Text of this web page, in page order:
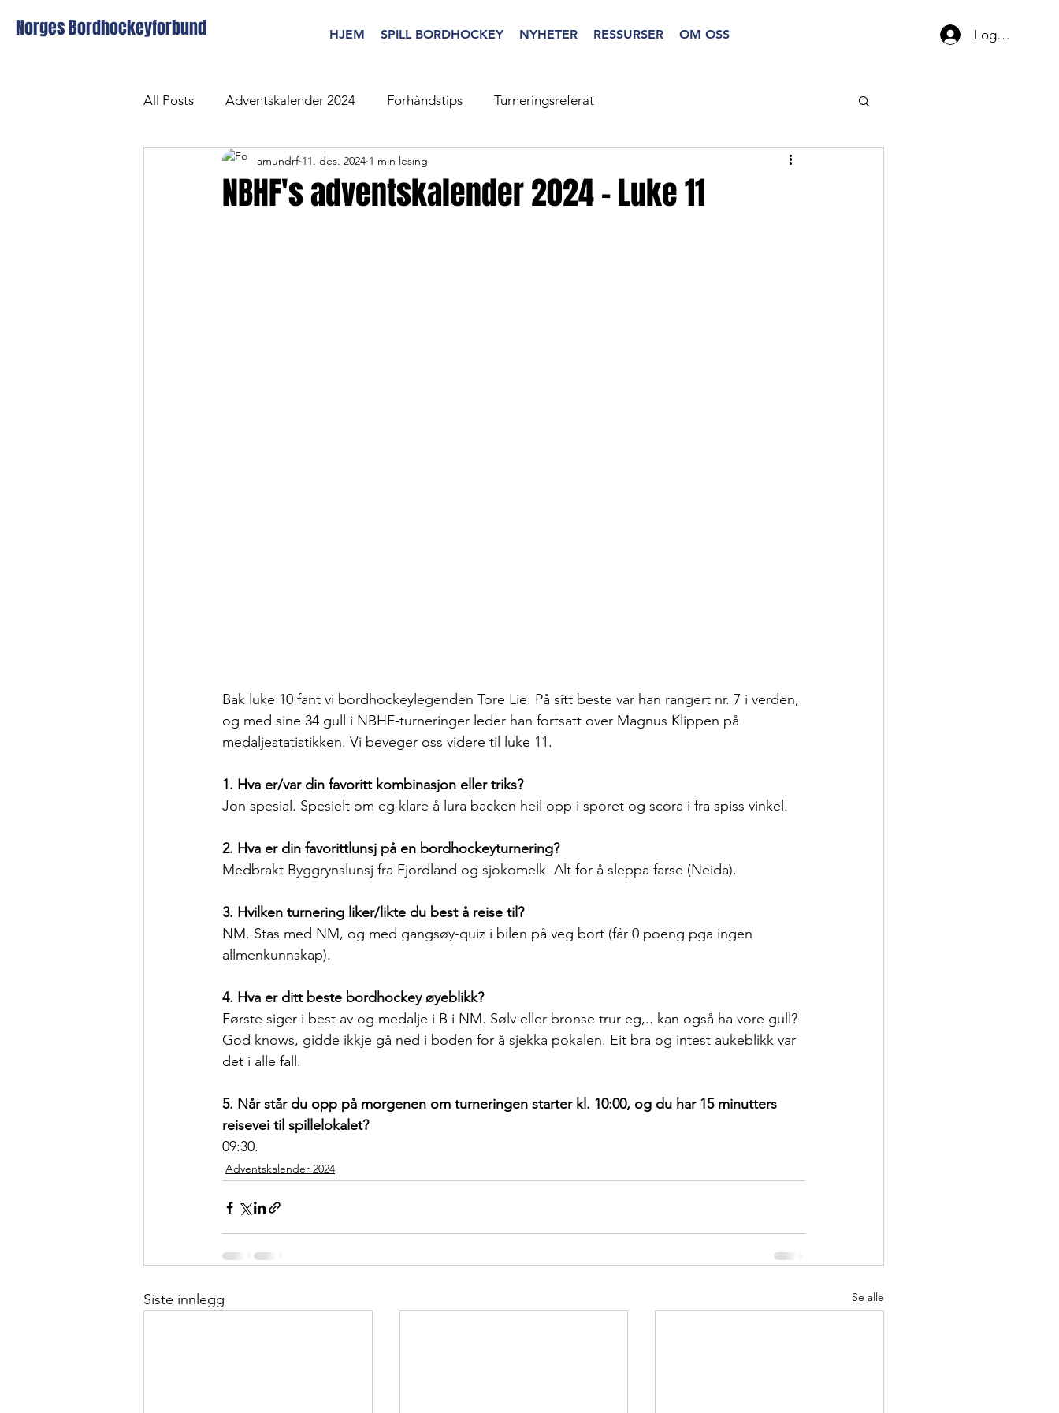
Norges Bordhockeyforbund Logg inn
HJEM SPILL BORDHOCKEY NYHETER RESSURSER OM OSS
All Posts Adventskalender 2024 Forhåndstips Turneringsreferat
NBHF's adventskalender 2024 - Luke 11
amundrf 11. des. 2024 1 min lesing
Bak luke 10 fant vi bordhockeylegenden Tore Lie. På sitt beste var han rangert nr. 7 i verden,
og med sine 34 gull i NBHF-turneringer leder han fortsatt over Magnus Klippen på
medaljestatistikken. Vi beveger oss videre til luke 11.
1. Hva er/var din favoritt kombinasjon eller triks?
Jon spesial. Spesielt om eg klare å lura backen heil opp i sporet og scora i fra spiss vinkel.
2. Hva er din favorittlunsj på en bordhockeyturnering?
Medbrakt Byggrynslunsj fra Fjordland og sjokomelk. Alt for å sleppa farse (Neida).
3. Hvilken turnering liker/likte du best å reise til?
NM. Stas med NM, og med gangsøy-quiz i bilen på veg bort (får 0 poeng pga ingen
allmenkunnskap).
4. Hva er ditt beste bordhockey øyeblikk?
Første siger i best av og medalje i B i NM. Sølv eller bronse trur eg,.. kan også ha vore gull?
God knows, gidde ikkje gå ned i boden for å sjekka pokalen. Eit bra og intest aukeblikk var
det i alle fall.
5. Når står du opp på morgenen om turneringen starter kl. 10:00, og du har 15 minutters
reisevei til spillelokalet?
09:30.
Adventskalender 2024
Siste innlegg Se alle